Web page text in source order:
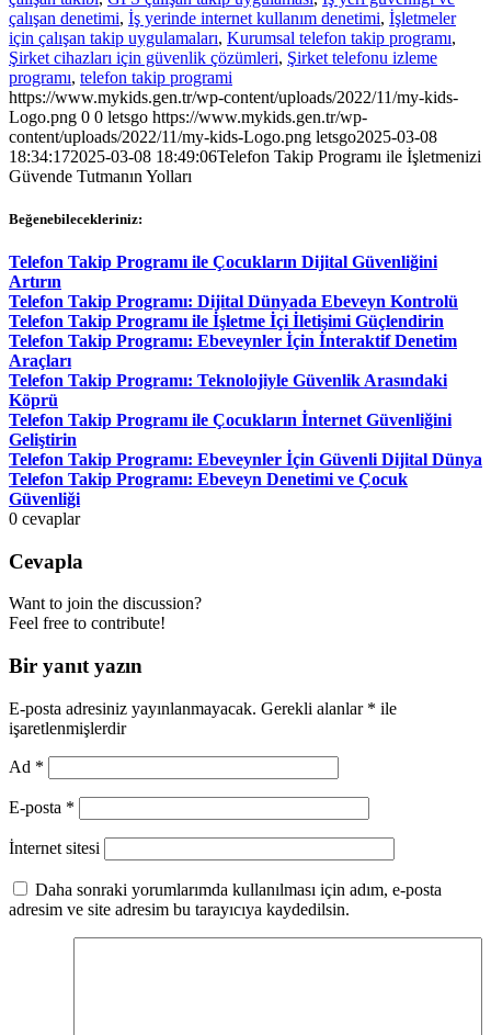
çalışan denetimi, İş yerinde internet kullanım denetimi, İşletmeler
için çalışan takip uygulamaları, Kurumsal telefon takip programı,
Şirket cihazları için güvenlik çözümleri, Şirket telefonu izleme
programı, telefon takip programi
https://www.mykids.gen.tr/wp-content/uploads/2022/11/my-kids-
Logo.png 0 0 letsgo https://www.mykids.gen.tr/wp-
content/uploads/2022/11/my-kids-Logo.png letsgo2025-03-08
18:34:172025-03-08 18:49:06Telefon Takip Programı ile İşletmenizi
Güvende Tutmanın Yolları
Beğenebilecekleriniz:
Telefon Takip Programı ile Çocukların Dijital Güvenliğini
Artırın
Telefon Takip Programı: Dijital Dünyada Ebeveyn Kontrolü
Telefon Takip Programı ile İşletme İçi İletişimi Güçlendirin
Telefon Takip Programı: Ebeveynler İçin İnteraktif Denetim
Araçları
Telefon Takip Programı: Teknolojiyle Güvenlik Arasındaki
Köprü
Telefon Takip Programı ile Çocukların İnternet Güvenliğini
Geliştirin
Telefon Takip Programı: Ebeveynler İçin Güvenli Dijital Dünya
Telefon Takip Programı: Ebeveyn Denetimi ve Çocuk
Güvenliği
0 cevaplar
Cevapla
Want to join the discussion?
Feel free to contribute!
Bir yanıt yazın
E-posta adresiniz yayınlanmayacak. Gerekli alanlar * ile
işaretlenmişlerdir
Ad *
E-posta *
İnternet sitesi
Daha sonraki yorumlarımda kullanılması için adım, e-posta
adresim ve site adresim bu tarayıcıya kaydedilsin.